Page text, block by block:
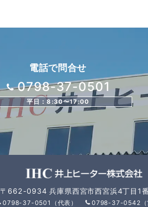
電話で問合せ
0798-37-0501
平日：8:30〜17:00
〒662-0934 兵庫県西宮市西宮浜4丁目1
0798-37-0501（代表） 0798-37-0542（